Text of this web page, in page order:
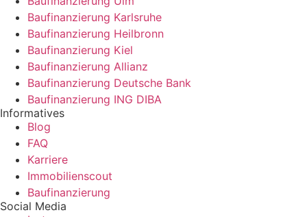
Baufinanzierung Karlsruhe
Baufinanzierung Heilbronn
Baufinanzierung Kiel
Baufinanzierung Allianz
Baufinanzierung Deutsche Bank
Baufinanzierung ING DIBA
Informatives
Blog
FAQ
Karriere
Immobilienscout
Baufinanzierung
Social Media